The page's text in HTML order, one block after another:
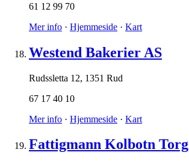
61 12 99 70
Mer info · Hjemmeside · Kart
Westend Bakerier AS
Rudssletta 12, 1351 Rud
67 17 40 10
Mer info · Hjemmeside · Kart
Fattigmann Kolbotn Torg